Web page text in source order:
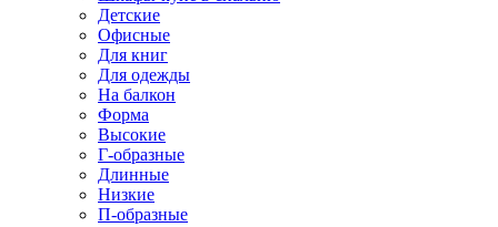
Детские
Офисные
Для книг
Для одежды
На балкон
Форма
Высокие
Г-образные
Длинные
Низкие
П-образные